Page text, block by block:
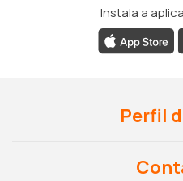
Instala a
Perfil